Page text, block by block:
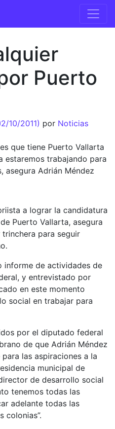
Puerto
10/2011) por Noticias
que tiene Puerto Vallarta
estaremos trabajando para
asegura Adrián Méndez
a lograr la candidatura
Puerto Vallarta, asegura
para seguir
informe de actividades de
y entrevistado por
en este momento
social en trabajar para
por el diputado federal
de que Adrián Méndez
las aspiraciones a la
municipal de
de desarrollo social
tenemos todas las
adelante todas las
colonias”.